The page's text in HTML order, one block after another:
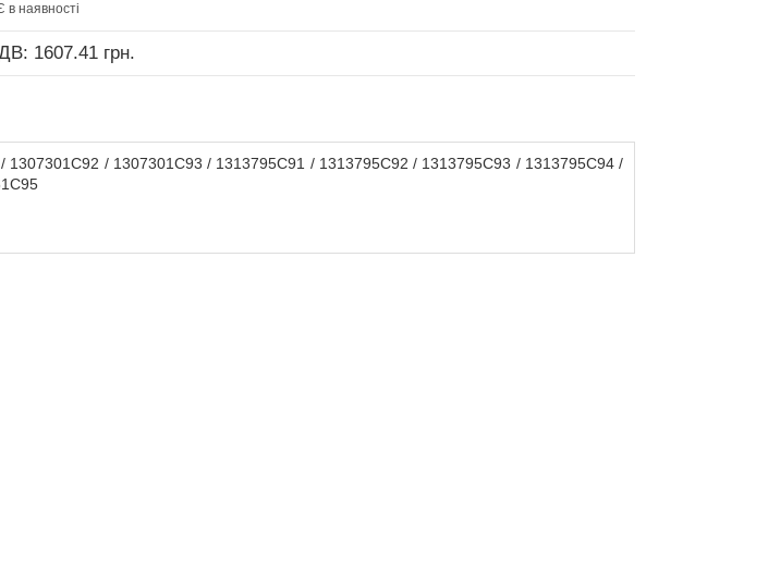
в наявності
1607.41 грн.
1307301C92 / 1307301C93 / 1313795C91 / 1313795C92 / 1313795C93 / 1313795C94 /